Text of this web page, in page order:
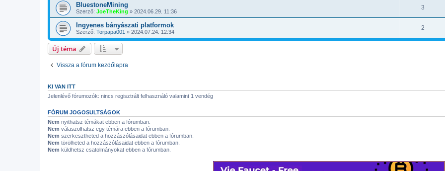
BluestoneMining
Szerző: JoeTheKing » 2024.06.29. 11:36
3
Ingyenes bányászati platformok
Szerző: Torpapa001 » 2024.07.24. 12:34
2
Új téma
Vissza a fórum kezdőlapra
KI VAN ITT
Jelenlévő fórumozók: nincs regisztrált felhasználó valamint 1 vendég
FÓRUM JOGOSULTSÁGOK
Nem nyithatsz témákat ebben a fórumban.
Nem válaszolhatsz egy témára ebben a fórumban.
Nem szerkesztheted a hozzászólásaidat ebben a fórumban.
Nem törölheted a hozzászólásaidat ebben a fórumban.
Nem küldhetsz csatolmányokat ebben a fórumban.